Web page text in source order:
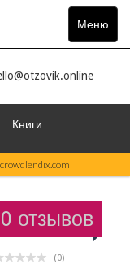
Меню
Toggle
Книги
0 отзывов
(0)